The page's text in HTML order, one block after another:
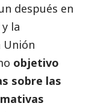
después en
la
Unión
objetivo
sobre las